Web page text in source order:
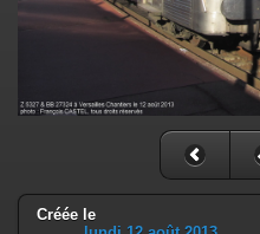
Créée le